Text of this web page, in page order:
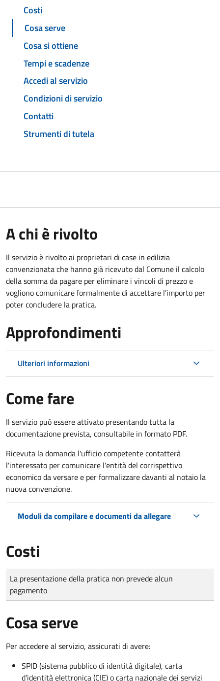
Costi
Cosa serve
Cosa si ottiene
Tempi e scadenze
Accedi al servizio
Condizioni di servizio
Contatti
Strumenti di tutela
A chi è rivolto
Il servizio è rivolto ai proprietari di case in edilizia
convenzionata che hanno già ricevuto dal Comune il calcolo
della somma da pagare per eliminare i vincoli di prezzo e
vogliono comunicare formalmente di accettare l'importo per
poter concludere la pratica.
Approfondimenti
Ulteriori informazioni
Come fare
Il servizio può essere attivato presentando tutta la
documentazione prevista, consultabile in formato PDF.
Ricevuta la domanda l'ufficio competente contatterà
l'interessato per comunicare l'entità del corrispettivo
economico da versare e per formalizzare davanti al notaio la
nuova convenzione.
Moduli da compilare e documenti da allegare
Costi
Tipo di pagamento
Importo
La presentazione della pratica non prevede alcun
pagamento
Cosa serve
Per accedere al servizio, assicurati di avere:
SPID (sistema pubblico di identità digitale), carta
d’identità elettronica (CIE) o carta nazionale dei servizi